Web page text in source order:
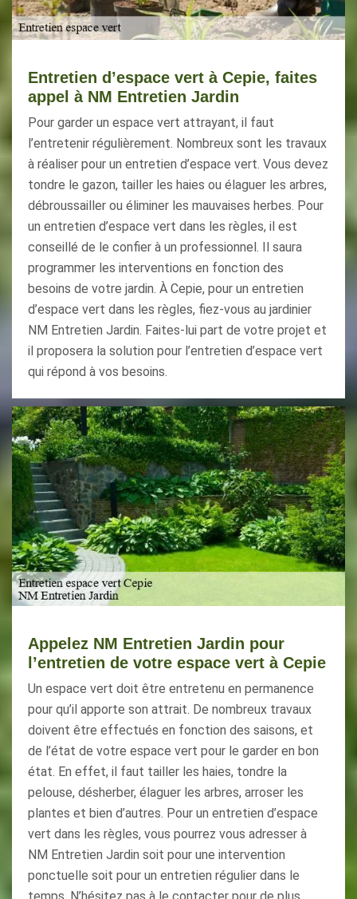
Entretien d’espace vert à Cepie, faites
appel à NM Entretien Jardin
Pour garder un espace vert attrayant, il faut
l’entretenir régulièrement. Nombreux sont les travaux
à réaliser pour un entretien d’espace vert. Vous devez
tondre le gazon, tailler les haies ou élaguer les arbres,
débroussailler ou éliminer les mauvaises herbes. Pour
un entretien d’espace vert dans les règles, il est
conseillé de le confier à un professionnel. Il saura
programmer les interventions en fonction des
besoins de votre jardin. À Cepie, pour un entretien
d’espace vert dans les règles, fiez-vous au jardinier
NM Entretien Jardin. Faites-lui part de votre projet et
il proposera la solution pour l’entretien d’espace vert
qui répond à vos besoins.
Appelez NM Entretien Jardin pour
l’entretien de votre espace vert à Cepie
Un espace vert doit être entretenu en permanence
pour qu’il apporte son attrait. De nombreux travaux
doivent être effectués en fonction des saisons, et
de l’état de votre espace vert pour le garder en bon
état. En effet, il faut tailler les haies, tondre la
pelouse, désherber, élaguer les arbres, arroser les
plantes et bien d’autres. Pour un entretien d’espace
vert dans les règles, vous pourrez vous adresser à
NM Entretien Jardin soit pour une intervention
ponctuelle soit pour un entretien régulier dans le